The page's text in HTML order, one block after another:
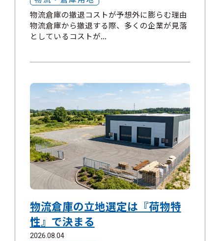
物流倉庫の撤退コストが予想外に膨らむ理由
物流倉庫から撤退する際、多くの企業が見落
としているコストが...
物流倉庫の立地選定は『荷物特
性』で決まる
2026.08.04